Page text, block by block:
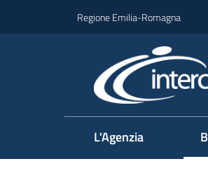
Regione Emilia-Romagna
L'Agenzia